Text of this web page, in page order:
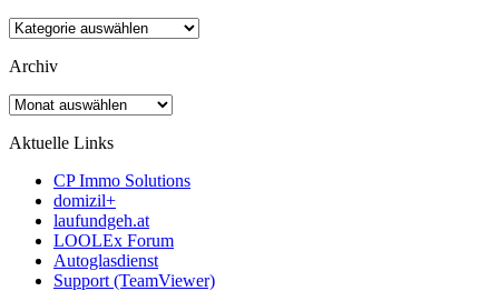
Kategorien
Archiv
Archiv
Aktuelle Links
CP Immo Solutions
domizil+
laufundgeh.at
LOOLEx Forum
Autoglasdienst
Support (TeamViewer)